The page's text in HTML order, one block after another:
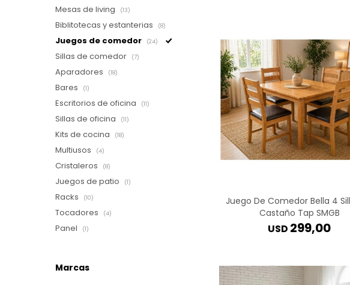
Juego De Comedor Bella 4
Castaño Tap SMGB
USD 299,00
Mesas de living (13)
Biblitotecas y estanterias (8)
Juegos de comedor (24)
Sillas de comedor (7)
Aparadores (18)
Bares (1)
Escritorios de oficina (11)
Sillas de oficina (11)
Kits de cocina (18)
Multiusos (4)
Cristaleros (8)
Juegos de patio (1)
Racks (10)
Tocadores (4)
Panel (1)
Marcas